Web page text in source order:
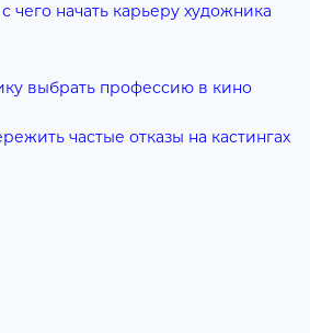
чего начать карьеру художника
выбрать профессию в кино
частые отказы на кастингах